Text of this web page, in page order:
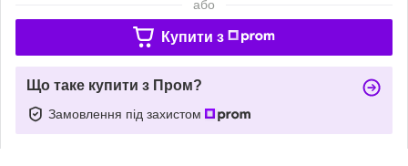
або
Купити з
Що таке купити з Пром?
Замовлення під захистом